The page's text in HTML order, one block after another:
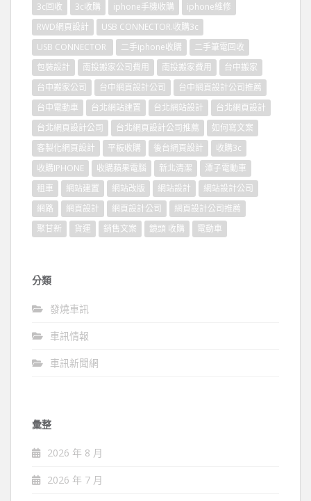
3c回收 3c收購 iphone手機收購
iphone維修
RWD網頁設計
USB CONNECTOR.收購3c
USB CONNECTOR
二手iphone收購
二手筆電回收
包裝設計
南投搬家公司費用 南投搬家費用
台中搬家
台中搬家公司
台中網頁設計公司
台中網頁設計公司推薦
台中電動車
台北網站建置 台北網站設計
台北網頁設計
台北網頁設計公司
台北網頁設計公司推薦
如何寫文案
客製化網頁設計
平板收購 後台網頁設計
收購3c
收購IPHONE
收購蘋果電腦 新北清潔
潭子電動車
租車
網站建置 網站改版 網站設計
網站設計公司
網路
網頁設計 網頁設計公司
網頁設計公司推薦
聚甘新
貨運 銷售文案 鏡頭 收購 電動車
分類
發燒車訊
車訊情報
車訊新聞網
彙整
2026 年 8 月
2026 年 7 月